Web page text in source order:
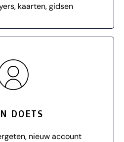
kaarten, gidsen
DOETS
nieuw account